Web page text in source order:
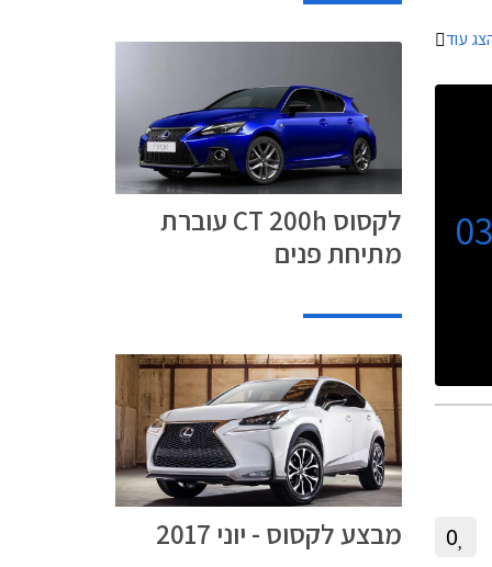
בועוד
0
לקסוס CT 200h עוברת
מתיחת פנים
מבצע לקסוס - יוני 2017